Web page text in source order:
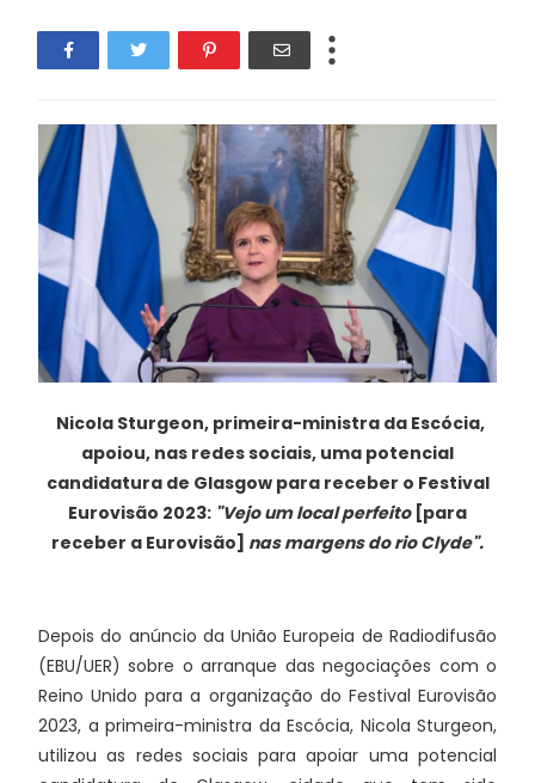
Nicola Sturgeon, primeira-ministra da Escócia,
apoiou, nas redes sociais, uma potencial
candidatura de Glasgow para receber o Festival
Eurovisão 2023: "Vejo um local perfeito [para
receber a Eurovisão] nas margens do rio Clyde".
Depois do anúncio da União Europeia de Radiodifusão
(EBU/UER) sobre o arranque das negociações com o
Reino Unido para a organização do Festival Eurovisão
2023, a primeira-ministra da Escócia, Nicola Sturgeon,
utilizou as redes sociais para apoiar uma potencial